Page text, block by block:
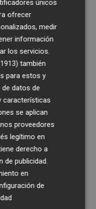
únicos
ofrecer
medir
información
los servicios.
también
para estos y
datos de
características
se aplican
proveedores
legítimo en
derecho a
de publicidad
en
de